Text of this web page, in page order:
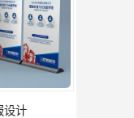
灯箱设计公司